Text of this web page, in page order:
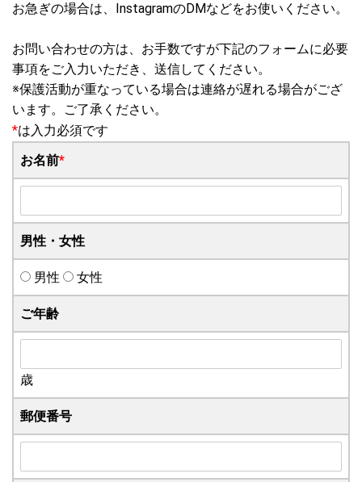
お急ぎの場合は、InstagramのDMなどをお使いください。
お問い合わせの方は、お手数ですが下記のフォームに必要
事項をご入力いただき、送信してください。
※保護活動が重なっている場合は連絡が遅れる場合がござ
います。ご了承ください。
*は入力必須です
お名前*
男性・女性
男性 女性
ご年齢
歳
郵便番号